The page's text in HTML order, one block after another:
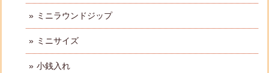
ミニラウンドジップ
ミニサイズ
小銭入れ